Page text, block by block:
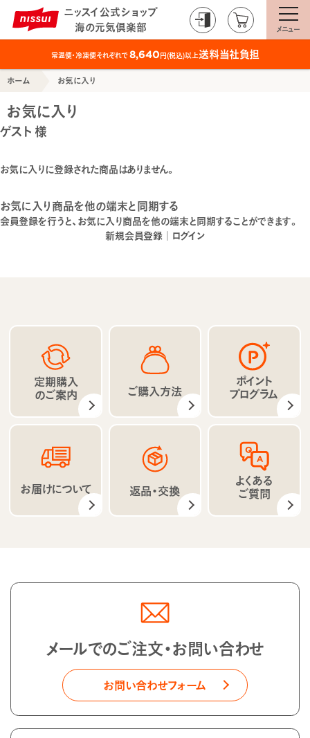
ニッスイ公式ショップ
海の元気倶楽部
メニュー
常温便・冷凍便それぞれで8,640円(税込)以上送料当社負担
ホーム お気に入り
お気に入り
ゲスト 様
お気に入りに登録された商品はありません。
お気に入り商品を他の端末と同期する
会員登録を行うと、お気に入り商品を他の端末と同期することができます。
新規会員登録 ｜ ログイン
定期購入
のご案内 ご購入方法
ポイント
プログラム
お届けについて 返品・交換
よくある
ご質問
メールでのご注文・お問い合わせ
お問い合わせフォーム